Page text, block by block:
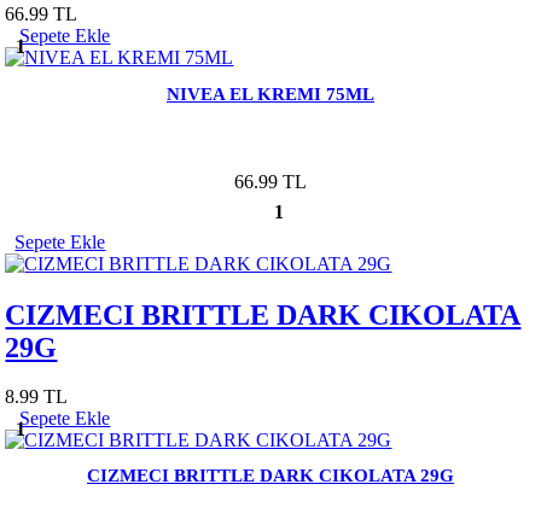
66.99 TL
1
Sepete Ekle
NIVEA EL KREMI 75ML
66.99 TL
1
Sepete Ekle
CIZMECI BRITTLE DARK CIKOLATA
29G
8.99 TL
1
Sepete Ekle
CIZMECI BRITTLE DARK CIKOLATA 29G